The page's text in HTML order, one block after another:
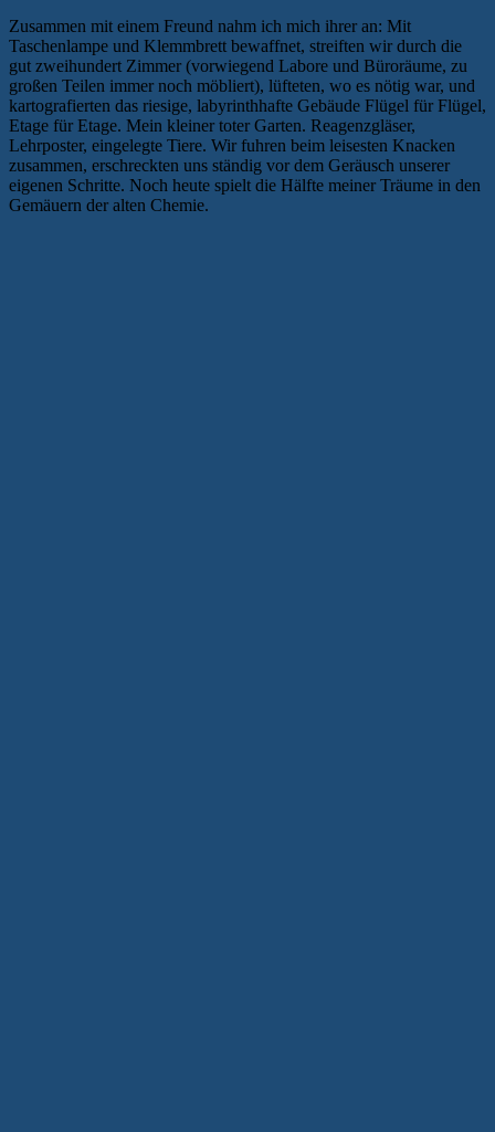
Zusammen mit einem Freund nahm ich mich ihrer an: Mit
Taschenlampe und Klemmbrett bewaffnet, streiften wir durch die
gut zweihundert Zimmer (vorwiegend Labore und Büroräume, zu
großen Teilen immer noch möbliert), lüfteten, wo es nötig war, und
kartografierten das riesige, labyrinthhafte Gebäude Flügel für Flügel,
Etage für Etage. Mein kleiner toter Garten. Reagenzgläser,
Lehrposter, eingelegte Tiere. Wir fuhren beim leisesten Knacken
zusammen, erschreckten uns ständig vor dem Geräusch unserer
eigenen Schritte. Noch heute spielt die Hälfte meiner Träume in den
Gemäuern der alten Chemie.